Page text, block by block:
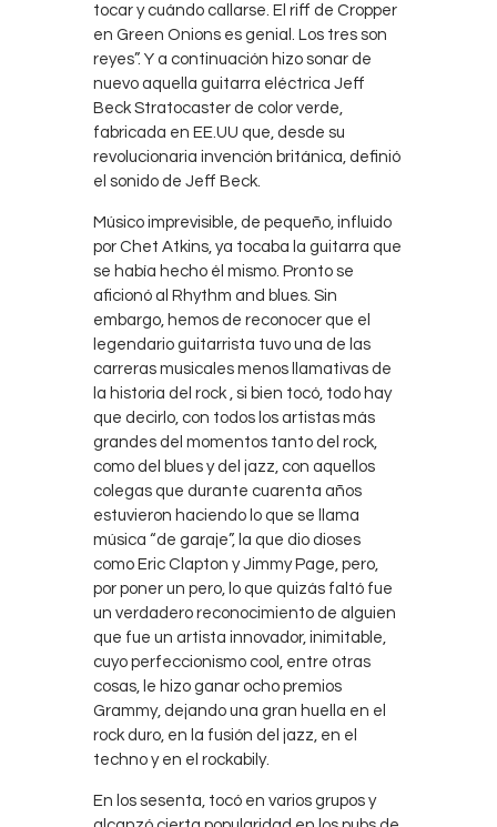
tocar y cuándo callarse. El riff de Cropper
en Green Onions es genial. Los tres son
reyes”. Y a continuación hizo sonar de
nuevo aquella guitarra eléctrica Jeff
Beck Stratocaster de color verde,
fabricada en EE.UU que, desde su
revolucionaria invención británica, definió
el sonido de Jeff Beck.
Músico imprevisible, de pequeño, influido
por Chet Atkins, ya tocaba la guitarra que
se había hecho él mismo. Pronto se
aficionó al Rhythm and blues. Sin
embargo, hemos de reconocer que el
legendario guitarrista tuvo una de las
carreras musicales menos llamativas de
la historia del rock , si bien tocó, todo hay
que decirlo, con todos los artistas más
grandes del momentos tanto del rock,
como del blues y del jazz, con aquellos
colegas que durante cuarenta años
estuvieron haciendo lo que se llama
música “de garaje”, la que dio dioses
como Eric Clapton y Jimmy Page, pero,
por poner un pero, lo que quizás faltó fue
un verdadero reconocimiento de alguien
que fue un artista innovador, inimitable,
cuyo perfeccionismo cool, entre otras
cosas, le hizo ganar ocho premios
Grammy, dejando una gran huella en el
rock duro, en la fusión del jazz, en el
techno y en el rockabily.
En los sesenta, tocó en varios grupos y